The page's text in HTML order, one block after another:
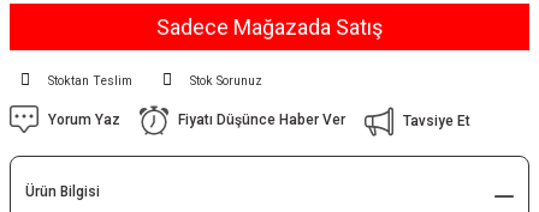
Sadece Mağazada Satış
Stoktan Teslim Stok Sorunuz
Yorum Yaz Fiyatı Düşünce Haber Ver Tavsiye Et
Ürün Bilgisi